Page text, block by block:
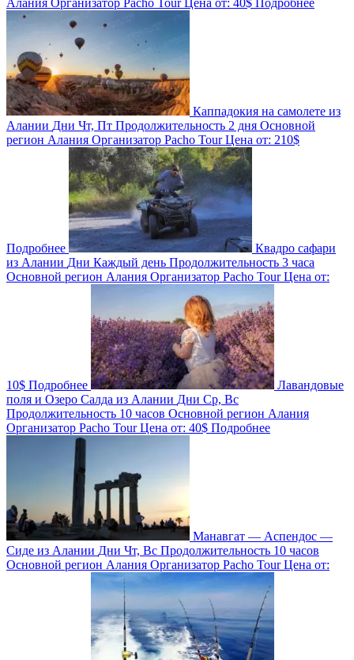
Алания Организатор Pacho TourЦена от: 40$ Подробнее
Каппадокия на самолете из
Алании Дни Чт, Пт Продолжительность 2 дня Основной
регион Алания Организатор Pacho TourЦена от: 210$
Подробнее
Квадро сафари
из Алании Дни Каждый день Продолжительность 3 часа
Основной регион Алания Организатор Pacho TourЦена от:
10$ Подробнее
Лавандовые
поля и Озеро Салда из Алании Дни Ср, Вс
Продолжительность 10 часов Основной регион Алания
Организатор Pacho TourЦена от: 40$ Подробнее
Манавгат — Аспендос —
Сиде из Алании Дни Чт, Вс Продолжительность 10 часов
Основной регион Алания Организатор Pacho TourЦена от: